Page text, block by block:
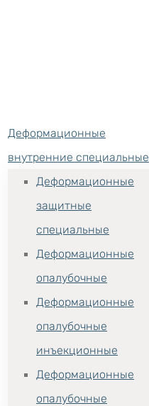
Деформационные
внутренние специальные
Деформационные
защитные
специальные
Деформационные
опалубочные
Деформационные
опалубочные
инъекционные
Деформационные
опалубочные